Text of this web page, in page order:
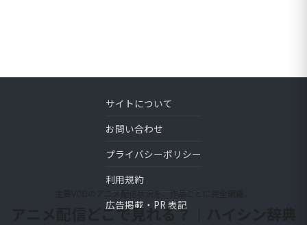
主要VODのアニメ配信状況を、作品ごとに完全網羅。
アニメ配信どこで見れる？｜ハイシン辞典
サイトについて
お問い合わせ
プライバシーポリシー
利用規約
広告掲載・PR 表記